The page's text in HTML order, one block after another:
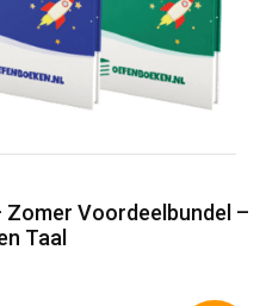
Zomer Voordeelbundel –
Taal